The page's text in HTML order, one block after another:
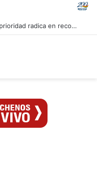
CAC 2026: Venezolano Ricardo Montes de Oca conquista Oro en salto con pértiga